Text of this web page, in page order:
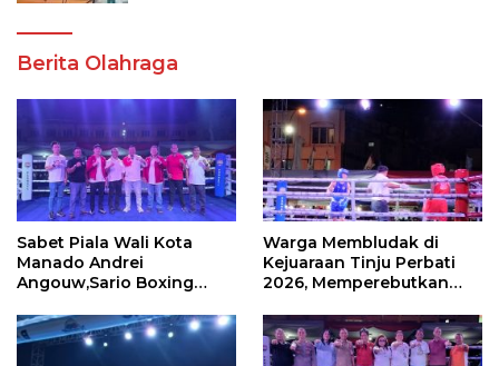
Berita Olahraga
Sabet Piala Wali Kota
Manado Andrei
Angouw,Sario Boxing
Perbati 2026
Warga Membludak di
Kejuaraan Tinju Perbati
2026, Memperebutkan